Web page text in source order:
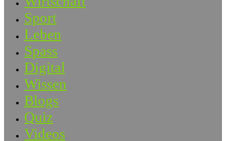
Sport
Leben
Spass
Digital
Wissen
Blogs
Quiz
Videos